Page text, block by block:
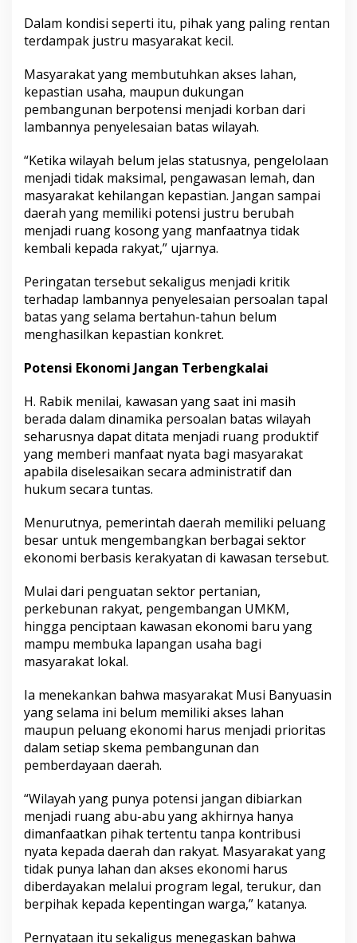
p
a
E
k
o
n
o
i
a
e
r
a
h
n
g
a
n
k
r
b
a
n
k
a
Dalam kondisi seperti itu, pihak yang paling rentan
terdampak justru masyarakat kecil.
Masyarakat yang membutuhkan akses lahan,
kepastian usaha, maupun dukungan
pembangunan berpotensi menjadi korban dari
lambannya penyelesaian batas wilayah.
“Ketika wilayah belum jelas statusnya, pengelolaan
menjadi tidak maksimal, pengawasan lemah, dan
masyarakat kehilangan kepastian. Jangan sampai
daerah yang memiliki potensi justru berubah
menjadi ruang kosong yang manfaatnya tidak
kembali kepada rakyat,” ujarnya.
Peringatan tersebut sekaligus menjadi kritik
terhadap lambannya penyelesaian persoalan tapal
batas yang selama bertahun-tahun belum
menghasilkan kepastian konkret.
Potensi Ekonomi Jangan Terbengkalai
H. Rabik menilai, kawasan yang saat ini masih
berada dalam dinamika persoalan batas wilayah
seharusnya dapat ditata menjadi ruang produktif
yang memberi manfaat nyata bagi masyarakat
apabila diselesaikan secara administratif dan
hukum secara tuntas.
Menurutnya, pemerintah daerah memiliki peluang
besar untuk mengembangkan berbagai sektor
ekonomi berbasis kerakyatan di kawasan tersebut.
Mulai dari penguatan sektor pertanian,
perkebunan rakyat, pengembangan UMKM,
hingga penciptaan kawasan ekonomi baru yang
mampu membuka lapangan usaha bagi
masyarakat lokal.
Ia menekankan bahwa masyarakat Musi Banyuasin
yang selama ini belum memiliki akses lahan
maupun peluang ekonomi harus menjadi prioritas
dalam setiap skema pembangunan dan
pemberdayaan daerah.
“Wilayah yang punya potensi jangan dibiarkan
menjadi ruang abu-abu yang akhirnya hanya
dimanfaatkan pihak tertentu tanpa kontribusi
nyata kepada daerah dan rakyat. Masyarakat yang
tidak punya lahan dan akses ekonomi harus
diberdayakan melalui program legal, terukur, dan
berpihak kepada kepentingan warga,” katanya.
Pernyataan itu sekaligus menegaskan bahwa